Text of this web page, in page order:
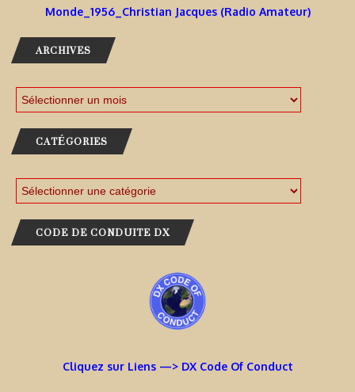
Monde_1956_Christian Jacques (Radio Amateur)
ARCHIVES
CATÉGORIES
CODE DE CONDUITE DX
Cliquez sur Liens —> DX Code Of Conduct